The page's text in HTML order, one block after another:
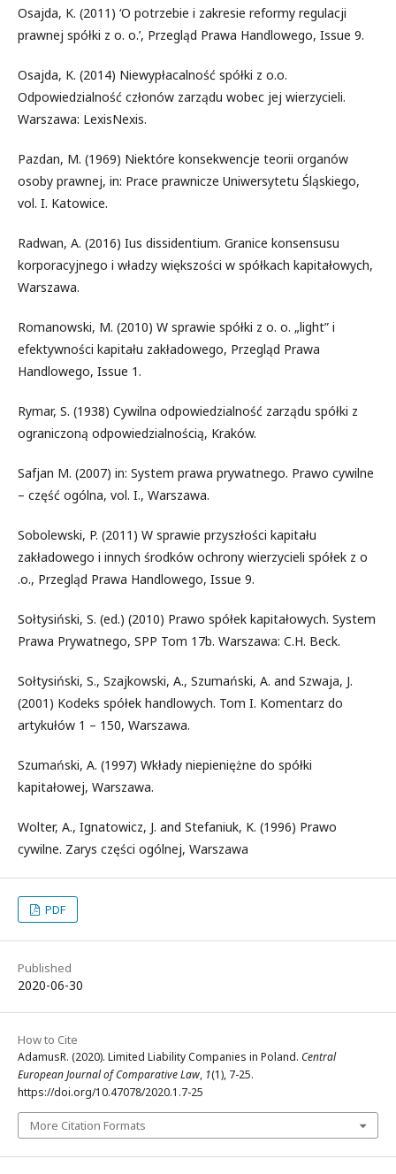
Osajda, K. (2011) ‘O potrzebie i zakresie reformy regulacji
prawnej spółki z o. o.’, Przegląd Prawa Handlowego, Issue 9.
Osajda, K. (2014) Niewypłacalność spółki z o.o.
Odpowiedzialność członów zarządu wobec jej wierzycieli.
Warszawa: LexisNexis.
Pazdan, M. (1969) Niektóre konsekwencje teorii organów
osoby prawnej, in: Prace prawnicze Uniwersytetu Śląskiego,
vol. I. Katowice.
Radwan, A. (2016) Ius dissidentium. Granice konsensusu
korporacyjnego i władzy większości w spółkach kapitałowych,
Warszawa.
Romanowski, M. (2010) W sprawie spółki z o. o. „light” i
efektywności kapitału zakładowego, Przegląd Prawa
Handlowego, Issue 1.
Rymar, S. (1938) Cywilna odpowiedzialność zarządu spółki z
ograniczoną odpowiedzialnością, Kraków.
Safjan M. (2007) in: System prawa prywatnego. Prawo cywilne
– część ogólna, vol. I., Warszawa.
Sobolewski, P. (2011) W sprawie przyszłości kapitału
zakładowego i innych środków ochrony wierzycieli spółek z o
.o., Przegląd Prawa Handlowego, Issue 9.
Sołtysiński, S. (ed.) (2010) Prawo spółek kapitałowych. System
Prawa Prywatnego, SPP Tom 17b. Warszawa: C.H. Beck.
Sołtysiński, S., Szajkowski, A., Szumański, A. and Szwaja, J.
(2001) Kodeks spółek handlowych. Tom I. Komentarz do
artykułów 1 – 150, Warszawa.
Szumański, A. (1997) Wkłady niepieniężne do spółki
kapitałowej, Warszawa.
Wolter, A., Ignatowicz, J. and Stefaniuk, K. (1996) Prawo
cywilne. Zarys części ogólnej, Warszawa
PDF
Published
2020-06-30
How to Cite
AdamusR. (2020). Limited Liability Companies in Poland. Central
European Journal of Comparative Law, 1(1), 7-25.
https://doi.org/10.47078/2020.1.7-25
More Citation Formats